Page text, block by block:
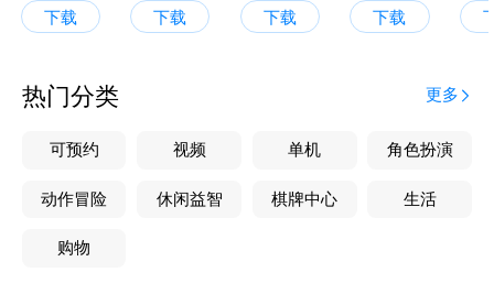
下载 下载 下载 下载
热门分类 更多
可预约 视频 单机 角色扮演
动作冒险 休闲益智 棋牌中心 生活
购物